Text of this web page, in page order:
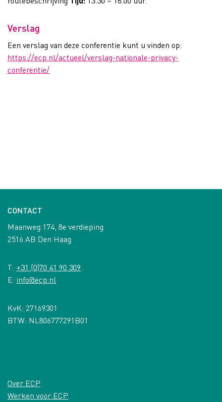
Verslag
Een verslag van deze conferentie kunt u vinden op:
https://ecp.nl/actueel/verslag-nationale-privacy-
conferentie/
CONTACT
Maanweg 174, 8e verdieping
2516 AB Den Haag
T: +31 (0)70 41 90 309
E: info@ecp.nl
KvK: 27169301
BTW: NL806777291B01
Over ECP
Werken voor ECP